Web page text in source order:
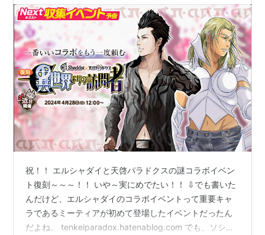
祝！！ エルシャダイと天啓パラドクスの謎コラボイベン
ト復刻～～～！！ いや～実にめでたい！！ ⇩でも書いた
んだけど、エルシャダイのコラボイベントって重要キャ
ラであるミーティアが初めて登場したイベントだったん
だよね。 tenkeiparadox.hatenablog.com でも、ソシャ